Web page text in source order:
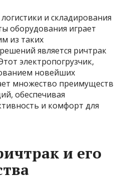
и складирования
оборудования играет
из таких
является ричтрак
электропогрузчик,
новейших
множество преимуществ
обеспечивая
и комфорт для
и его